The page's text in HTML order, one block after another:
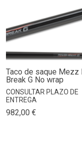
Taco de saque Mezz
Break G No wrap
CONSULTAR PLAZO DE
ENTREGA
982,00 €